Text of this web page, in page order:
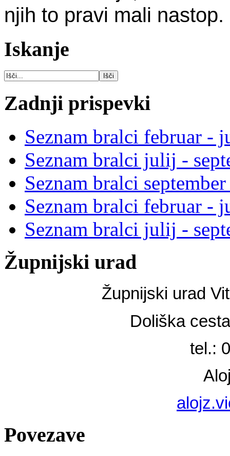
njih to pravi mali nastop.
Iskanje
Zadnji prispevki
Seznam bralci februar -
Seznam bralci julij -
Seznam bralci
Seznam bralci februar -
Seznam bralci julij -
Župnijski urad
Župnijski urad
Doliška
tel.:
Povezave